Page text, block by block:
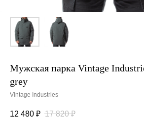
Мужская парка Vintage
grey
Vintage Industries
12 480 ₽ 17 820 ₽